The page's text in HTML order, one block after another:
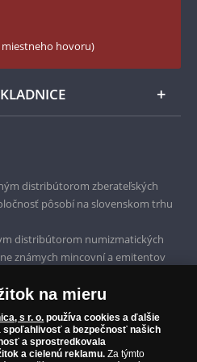
miestneho hovoru)
distribútorom zberateľských
pôsobí na slovenskom trhu
distribútorom numizmatických
známych mincovní a emitentov
Fínska mincovňa alebo
svojim zákazníkom a
produkty sú v originálnej a v
aj priloženým Certifikátom
na mieru
s r. o. používa cookies a ďalšie
spoľahlivosť a bezpečnosť našich
a sprostredkovala
a cielenú reklamu. Za týmto